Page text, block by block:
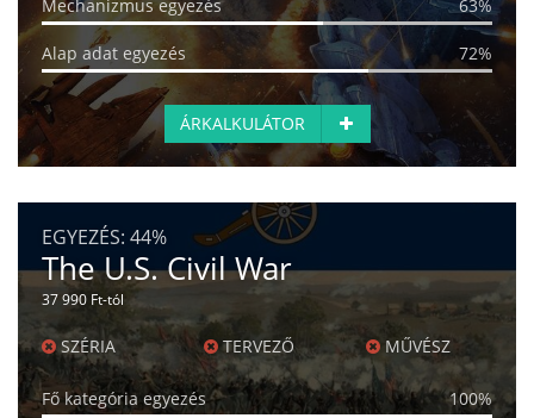
Mechanizmus egyezés
63%
Alap adat egyezés 72%
ÁRKALKULÁTOR
EGYEZÉS: 44%
The U.S. Civil War
37 990 Ft-tól
SZÉRIA TERVEZŐ MŰVÉSZ
Fő kategória egyezés 100%